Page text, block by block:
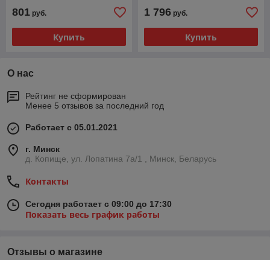
801 руб.
Купить
1 796 руб.
Купить
О нас
Рейтинг не сформирован
Менее 5 отзывов за последний год
Работает с 05.01.2021
г. Минск
д. Копище, ул. Лопатина 7а/1 , Минск, Беларусь
Контакты
Сегодня работает с 09:00 до 17:30
Показать весь график работы
Отзывы о магазине